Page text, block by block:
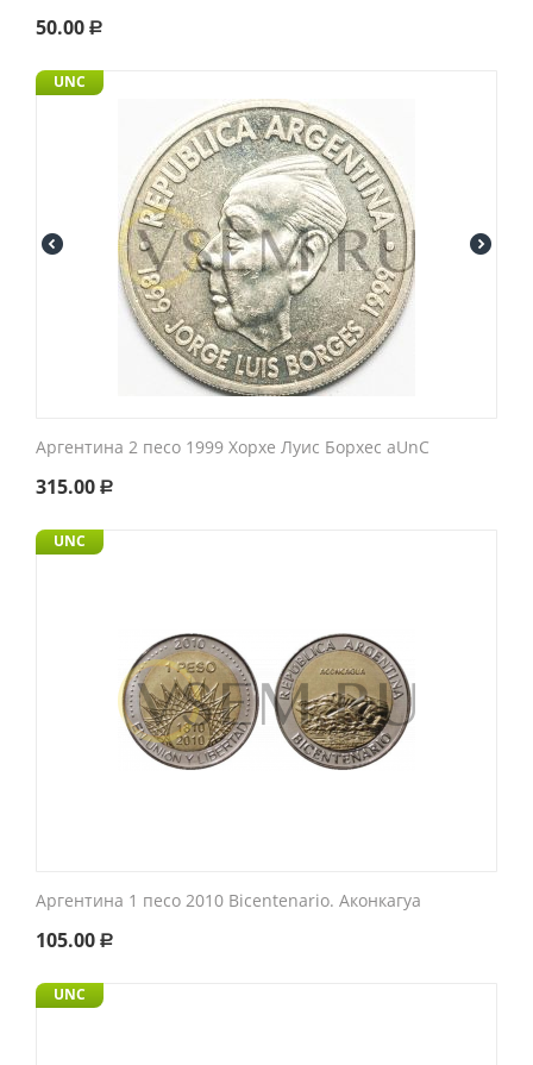
50.00 Р
UNC
Аргентина 2 песо 1999 Хорхе Луис Борхес aUnC
315.00 Р
UNC
Аргентина 1 песо 2010 Bicentenario. Аконкагуа
105.00 Р
UNC